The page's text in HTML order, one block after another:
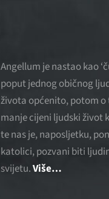
Angellum je nastao kao
poput jednog običnog
života općenito, potom o
manje cijeni ljudski život
te nas je, naposljetku,
katolici, pozvani biti
svijetu.Više…